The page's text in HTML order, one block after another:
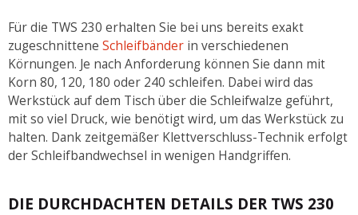
Für die TWS 230 erhalten Sie bei uns bereits exakt
zugeschnittene Schleifbänder in verschiedenen
Körnungen. Je nach Anforderung können Sie dann mit
Korn 80, 120, 180 oder 240 schleifen. Dabei wird das
Werkstück auf dem Tisch über die Schleifwalze geführt,
mit so viel Druck, wie benötigt wird, um das Werkstück zu
halten. Dank zeitgemäßer Klettverschluss-Technik erfolgt
der Schleifbandwechsel in wenigen Handgriffen.
DIE DURCHDACHTEN DETAILS DER TWS 230